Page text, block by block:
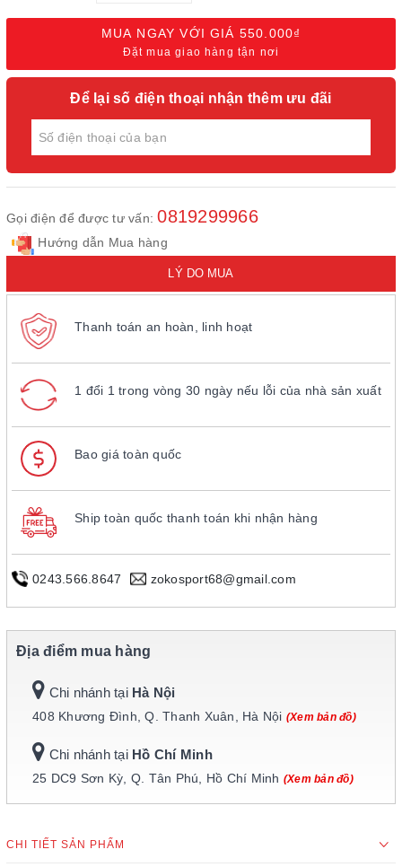
MUA NGAY VỚI GIÁ 550.000₫
Đặt mua giao hàng tận nơi
Để lại số điện thoại nhận thêm ưu đãi
Gọi điện để được tư vấn:0819299966
Hướng dẫn Mua hàng
LÝ DO MUA
Thanh toán an hoàn, linh hoạt
1 đổi 1 trong vòng 30 ngày nếu lỗi của nhà sản xuất
Bao giá toàn quốc
Ship toàn quốc thanh toán khi nhận hàng
0243.566.8647 zokosport68@gmail.com
Địa điểm mua hàng
Chi nhánh tại Hà Nội
408 Khương Đình, Q. Thanh Xuân, Hà Nội (Xem bản đồ)
Chi nhánh tại Hồ Chí Minh
25 DC9 Sơn Kỳ, Q. Tân Phú, Hồ Chí Minh (Xem bản đồ)
CHI TIẾT SẢN PHẨM